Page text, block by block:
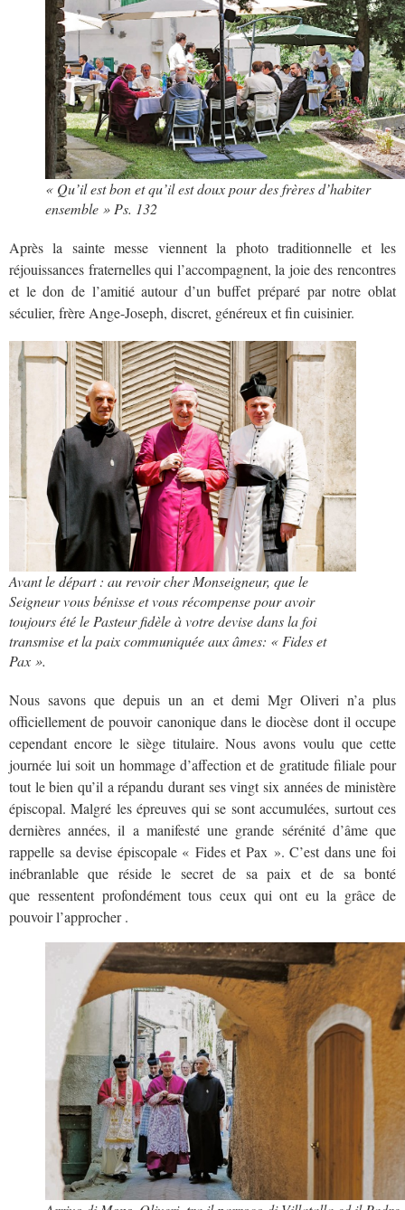
« Qu’il est bon et qu’il est doux pour des frères d’habiter
ensemble » Ps. 132
Après la sainte messe viennent la photo traditionnelle et les
réjouissances fraternelles qui l’accompagnent, la joie des rencontres
et le don de l’amitié autour d’un buffet préparé par notre oblat
séculier, frère Ange-Joseph, discret, généreux et fin cuisinier.
Avant le départ : au revoir cher Monseigneur, que le
Seigneur vous bénisse et vous récompense pour avoir
toujours été le Pasteur fidèle à votre devise dans la foi
transmise et la paix communiquée aux âmes: « Fides et
Pax ».
Nous savons que depuis un an et demi Mgr Oliveri n’a plus
officiellement de pouvoir canonique dans le diocèse dont il occupe
cependant encore le siège titulaire. Nous avons voulu que cette
journée lui soit un hommage d’affection et de gratitude filiale pour
tout le bien qu’il a répandu durant ses vingt six années de ministère
épiscopal. Malgré les épreuves qui se sont accumulées, surtout ces
dernières années, il a manifesté une grande sérénité d’âme que
rappelle sa devise épiscopale « Fides et Pax ». C’est dans une foi
inébranlable que réside le secret de sa paix et de sa bonté
que ressentent profondément tous ceux qui ont eu la grâce de
pouvoir l’approcher .